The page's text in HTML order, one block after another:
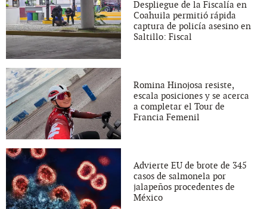
Despliegue de la Fiscalía en
Coahuila permitió rápida
captura de policía asesino en
Saltillo: Fiscal
Romina Hinojosa resiste,
escala posiciones y se acerca
a completar el Tour de
Francia Femenil
Advierte EU de brote de 345
casos de salmonela por
jalapeños procedentes de
México